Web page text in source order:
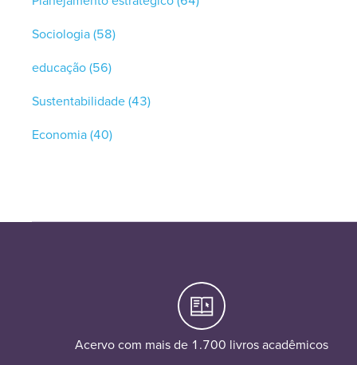
Sociologia(58)
educação(56)
Sustentabilidade(43)
Economia(40)
Acervo com mais de 1.700 livros acadêmicos